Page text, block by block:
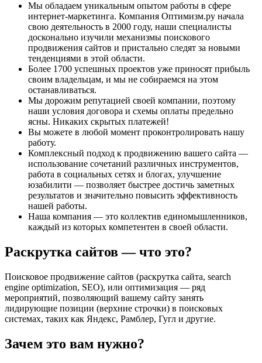
Мы обладаем уникальным опытом работы в сфере
интернет-маркетинга. Компания Оптимизм.ру начала
свою деятельность в 2000 году, наши специалисты
досконально изучили механизмы поискового
продвижения сайтов и пристально следят за новыми
тенденциями в этой области.
Более 1700 успешных проектов уже приносят прибыль
своим владельцам, и мы не собираемся на этом
останавливаться.
Мы дорожим репутацией своей компании, поэтому
наши условия договора и схемы оплаты предельно
ясны. Никаких скрытых платежей!
Вы можете в любой момент проконтролировать нашу
работу.
Комплексный подход к продвижению вашего сайта —
использование сочетаний различных инструментов,
работа в социальных сетях и блогах, улучшение
юзабилити — позволяет быстрее достичь заметных
результатов и значительно повысить эффективность
нашей работы.
Наша компания — это коллектив единомышленников,
каждый из которых компетентен в своей области.
Раскрутка сайтов— что это?
Поисковое продвижение сайтов (раскрутка сайта, search
engine optimization, SEO), или оптимизация — ряд
мероприятий, позволяющий вашему сайту занять
лидирующие позиции (верхние строчки) в поисковых
системах, таких как Яндекс, Рамблер, Гугл и другие.
Зачем это вам нужно?